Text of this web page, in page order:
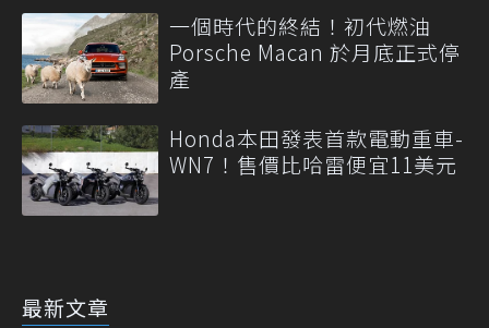
一個時代的終結！初代燃油
Porsche Macan 於月底正式停
產
Honda本田發表首款電動重車-
WN7！售價比哈雷便宜11美元
最新文章